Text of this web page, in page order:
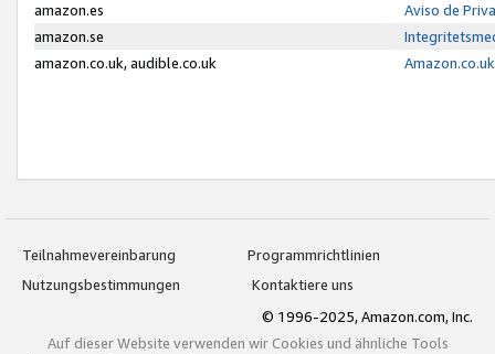
amazon.es
Aviso de
amazon.se
amazon.co.uk, audible.co.uk
Teilnahmevereinbarung
Programmrichtlinien
Nutzungsbestimmungen
Kontaktiere uns
© 1996-2025, Amazon.com, Inc.
Auf dieser Website verwenden wir Cookies und ähnliche Tools